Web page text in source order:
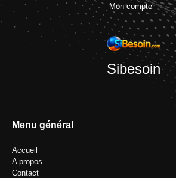
Mon compte
Sibesoin
Menu général
Accueil
A propos
Contact